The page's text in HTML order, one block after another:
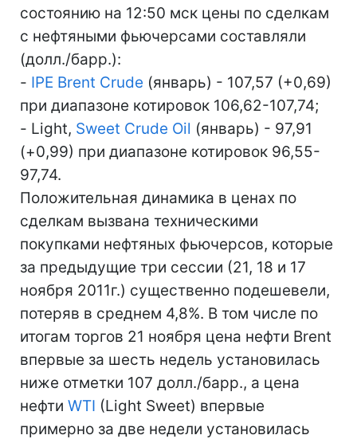
состоянию на 12:50 мск цены по сделкам
с нефтяными фьючерсами составляли
(долл./барр.):
- IPE Brent Crude (январь) - 107,57 (+0,69)
при диапазоне котировок 106,62-107,74;
- Light, Sweet Crude Oil (январь) - 97,91
(+0,99) при диапазоне котировок 96,55-
97,74.
Положительная динамика в ценах по
сделкам вызвана техническими
покупками нефтяных фьючерсов, которые
за предыдущие три сессии (21, 18 и 17
ноября 2011г.) существенно подешевели,
потеряв в среднем 4,8%. В том числе по
итогам торгов 21 ноября цена нефти Brent
впервые за шесть недель установилась
ниже отметки 107 долл./барр., а цена
нефти WTI (Light Sweet) впервые
примерно за две недели установилась